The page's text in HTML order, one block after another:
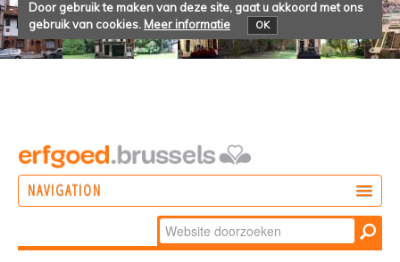
Door gebruik te maken van deze site, gaat u akkoord met ons
gebruik van cookies. Meer informatie OK
NAVIGATION
Zoek
Geavanceerd